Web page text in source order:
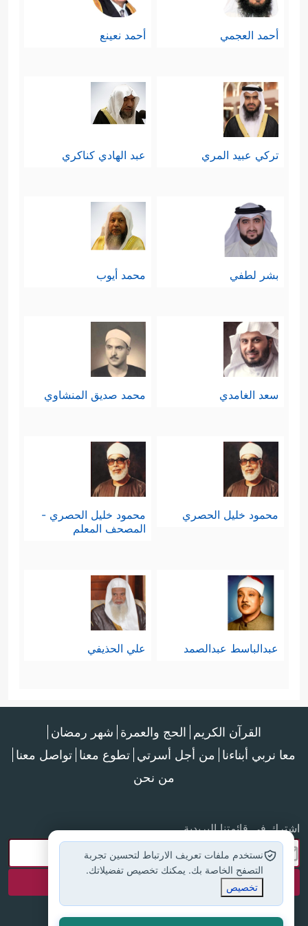
من طعامٍ وشرابٍ وملبسٍ ومسكنٍ
وسلوكٍ عمليٍّ وعلاقةٍ اجتماعيَّةٍ ونحو
سوى الضرر المحض للفرد أو الجماعة.
سادسًا: مسؤوليَّة الكلمة والعهد والالتزام
یُؤَاخِذُكُم بِمَا عَقَّدتُّمُ ٱلۡأَیۡمَـٰنَۖ﴾
أَیۡمَـٰنَكُمۡۚ﴾فالمؤمن لا يُعطِي عهدًا وهو
يعلم أنه غير قادر على الوفاء به، وفي
ونتائجها
﴿یَــٰۤـأَیُّهَا ٱلَّذِینَ ءَامَنُواْ لَا تَسۡـَٔلُواْ عَنۡ أَشۡیَاۤءَ
إِن تُبۡدَ لَكُمۡ تَسُؤۡكُمۡ وَإِن تَسۡـَٔلُواْ عَنۡهَا حِینَ یُنَزَّلُ
والسؤال في أصله
مطلوبٌ ومشروعٌ
﴿فَسۡـَٔلُوۤاْ أَهۡلَ ٱلذِّكۡرِ إِن كُنتُمۡ
لَا تَعۡلَمُونَ﴾
﴿یَسۡـَٔلُونَكَ﴾
هناك أسئلة غير عمليَّة وغير مناسبة في
والتفريق بين النوعَين مسؤولية السائل،
فهو الذي عليه تقدير موقع سؤاله ومآلاته
على المسؤول أو السامع، أو على
بين المستمعين، أو يسألُ سُؤالًا فيه
للغيب المحض الذي لا ينبني عليه
استنزالالتحريمفيما لم يحرِّمه الله،
فكلُّ هذا وارد، ولكن الذي يظهر من
السياق أنه طلب المعجزات، وهو
الموضوع الذي ركَّزت عليه خواتيم
أحمد العجمي أحمد نعينع
تركي عبيد المري عبد الهادي كناكري
بشر لطفي محمد أيوب
سعد الغامدي محمد صديق المنشاوي
محمود خليل الحصري
محمود خليل الحصري -
المصحف المعلم
عبدالباسط عبدالصمد علي الحذيفي
القرآن الكريم الحج والعمرة شهر رمضان
معا نربي أبناءنا من أجل أسرتي تطوع معنا تواصل معنا
من نحن
اشترك في قائمتنا البريدية
نستخدم ملفات تعريف الارتباط لتحسين تجربة
التصفح الخاصة بك. يمكنك تخصيص تفضيلاتك.
تخصيص